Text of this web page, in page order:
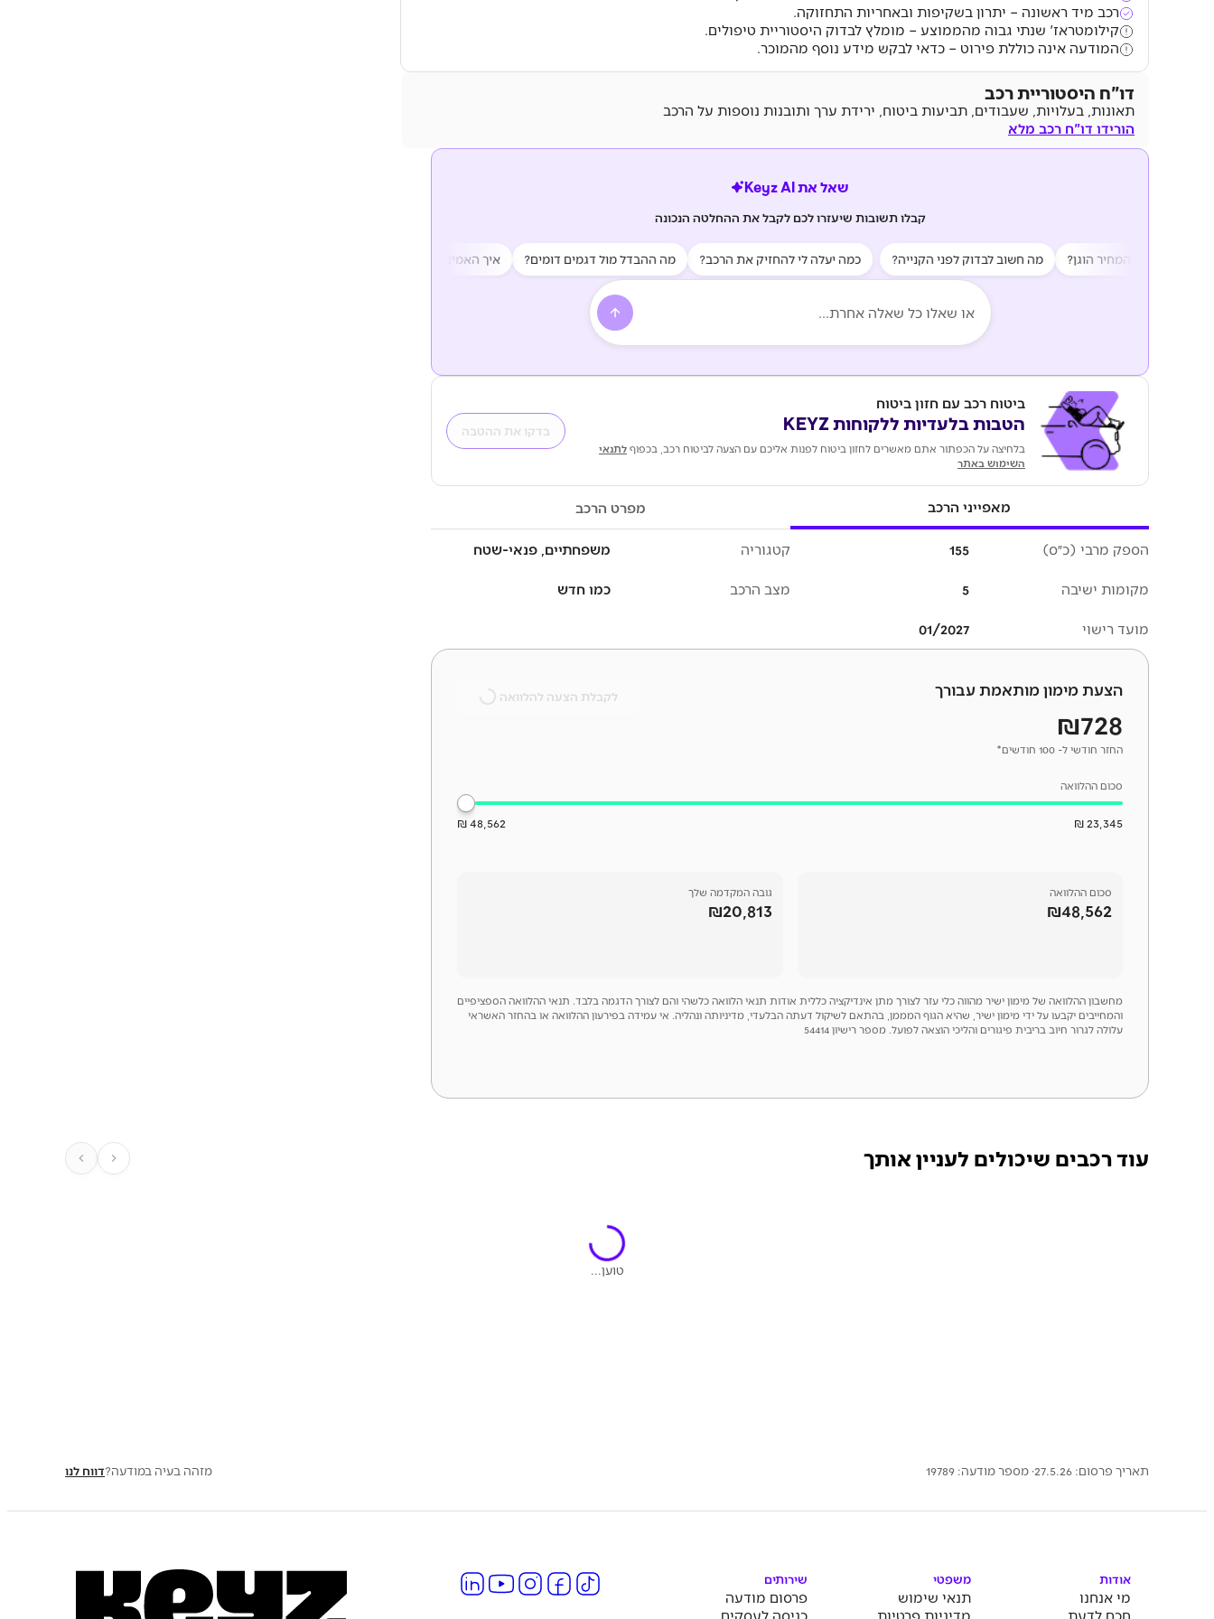
רכב מיד ראשונה – יתרון בשקיפות ובאחריות התחזוקה.
קילומטראז' שנתי גבוה מהממוצע – מומלץ לבדוק היסטוריית טיפולים.
המודעה אינה כוללת פירוט – כדאי לבקש מידע נוסף מהמוכר.
דו"ח היסטוריית רכב
תאונות, בעלויות, שעבודים, תביעות ביטוח, ירידת ערך ותובנות נוספות על הרכב
הורידו דו"ח רכב מלא
שאל את Keyz AI
קבלו תשובות שיעזרו לכם לקבל את ההחלטה הנכונה
האם המחיר הוגן? מה חשוב לבדוק לפני הקנייה? כמה יעלה לי להחזיק את הרכב? מה ההבדל מול דגמים דומים? איך האמינות של הרכב?
ביטוח רכב עם חזון ביטוח
הטבות בלעדיות ללקוחות KEYZ בדקו את ההטבה
בלחיצה על הכפתור אתם מאשרים לחזון ביטוח לפנות אליכם עם הצעה לביטוח רכב, בכפוף לתנאי
השימוש באתר
מאפייני הרכב מפרט הרכב
הספק מרבי (כ״ס) 155
מקומות ישיבה 5
מועד רישוי 01/2027
קטגוריה משפחתיים, פנאי-שטח
מצב הרכב כמו חדש
הצעת מימון מותאמת עבורך
₪728
החזר חודשי ל- 100 חודשים*
סכום ההלוואה
23,345 ₪
48,562 ₪
סכום ההלוואה
₪48,562
גובה המקדמה שלך
₪20,813
לקבלת הצעה להלוואה
מחשבון ההלוואה של מימון ישיר מהווה כלי עזר לצורך מתן אינדיקציה כללית אודות תנאי הלוואה כלשהי והם לצורך הדגמה בלבד. תנאי ההלוואה הספציפיים
והמחייבים יקבעו על ידי מימון ישיר, שהיא הגוף המממן, בהתאם לשיקול דעתה הבלעדי, מדיניותה ונהליה. אי עמידה בפירעון ההלוואה או בהחזר האשראי
עלולה לגרור חיוב בריבית פיגורים והליכי הוצאה לפועל. מספר רישיון 54414
עוד רכבים שיכולים לעניין אותך
טוען...
תאריך פרסום: 27.5.26 · מספר מודעה: 19789 מזהה בעיה במודעה?דווח לנו
אודות
מי אנחנו
חכם לדעת
משפטי
תנאי שימוש
מדיניות פרטיות
שירותים
פרסום מודעה
כניסה לעסקים